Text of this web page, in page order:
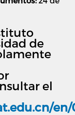
de
el
en/